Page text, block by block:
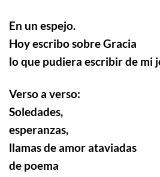
En un espejo.
Hoy escribo sobre Gracia
lo que pudiera escribir de mi
Verso a verso:
Soledades,
esperanzas,
llamas de amor ataviadas
de poema